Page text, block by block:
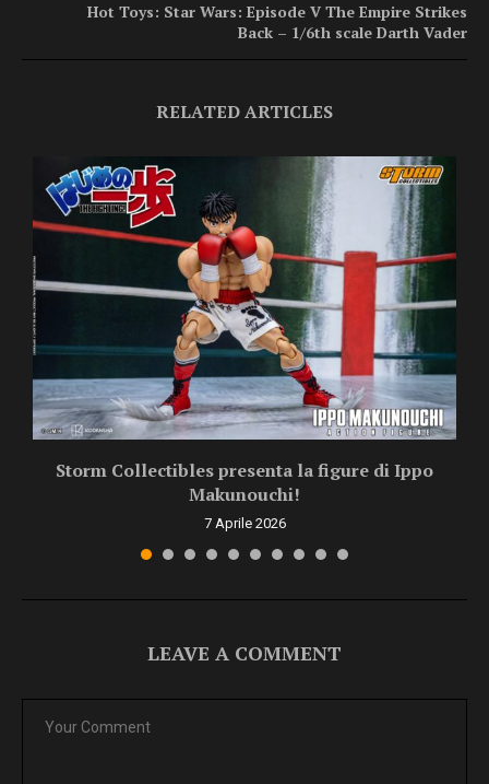
Hot Toys: Star Wars: Episode V The Empire Strikes
Back – 1/6th scale Darth Vader
RELATED ARTICLES
Storm Collectibles presenta la figure di Ippo
Makunouchi!
7 Aprile 2026
LEAVE A COMMENT